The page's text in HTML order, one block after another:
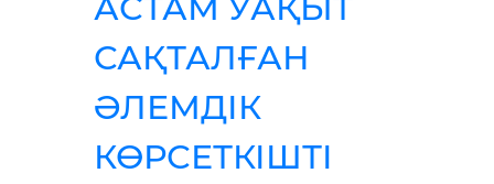
АСТАМ УАҚЫТ
САҚТАЛҒАН
ӘЛЕМДІК
КӨРСЕТКІШТІ